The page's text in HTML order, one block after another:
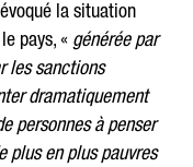
la situation
pays, « générée par
les sanctions
dramatiquement
personnes à penser
plus en plus pauvres